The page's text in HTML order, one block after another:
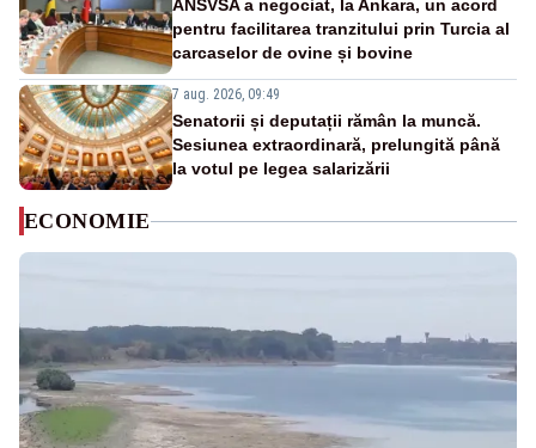
ANSVSA a negociat, la Ankara, un acord
pentru facilitarea tranzitului prin Turcia al
carcaselor de ovine și bovine
7 aug. 2026, 09:49
Senatorii și deputații rămân la muncă.
Sesiunea extraordinară, prelungită până
la votul pe legea salarizării
ECONOMIE